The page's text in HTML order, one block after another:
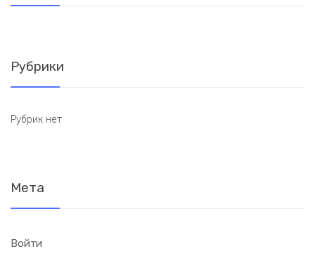
Рубрики
Рубрик нет
Мета
Войти